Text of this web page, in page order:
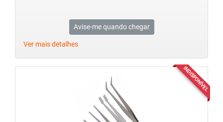
Avise-me quando chegar
Ver mais detalhes
INDISPONÍVEL